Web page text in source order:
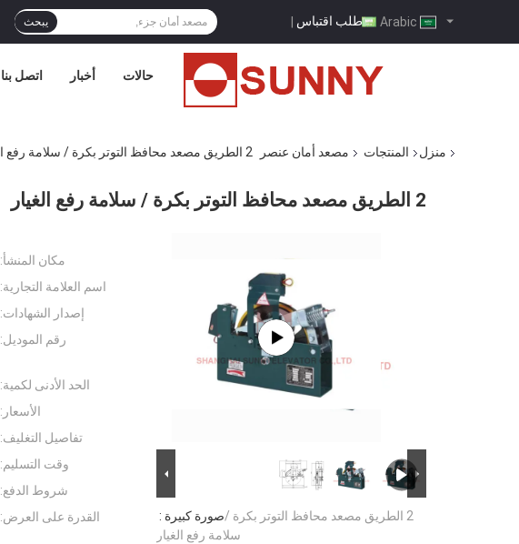
طلب اقتباس | يبحث
اتصل بنا أخبار حالات
منزل المنتجات مصعد أمان عنصر 2 الطريق مصعد محافظ التوتر بكرة / سلامة رفع الغيار
2 الطريق مصعد محافظ التوتر بكرة / سلامة رفع الغيار
صورة كبيرة :2 الطريق مصعد محافظ التوتر بكرة /
سلامة رفع الغيار
مكان المنشأ:
اسم العلامة التجارية:
إصدار الشهادات:
رقم الموديل:
الحد الأدنى لكمية:
الأسعار:
تفاصيل التغليف:
وقت التسليم:
شروط الدفع:
القدرة على العرض: